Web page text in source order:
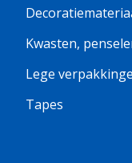
Kwasten,
Lege
Tapes